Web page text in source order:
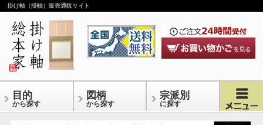
掛け軸（掛軸）販売通販サイト
目的
から探す
図柄
から探す
宗派別
に探す